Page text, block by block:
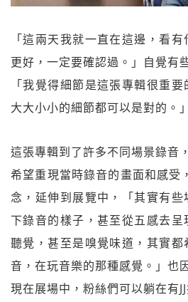
「這兩天我就一直在這邊，看
更好，一定要確認過。」自覺有
「我覺得細節是這張專輯很重
大大小小的細節都可以是對的。」
這張專輯到了許多不同場景錄音
希望重現當時錄音的畫面和感受
念，延伸到展覽中，「其實有
下錄音的樣子，甚至從五感去呈
聽覺，甚至是嗅覺味道，其實
音，在玩音樂的那種感覺。」也
現在展場中，粉絲們可以躺在有